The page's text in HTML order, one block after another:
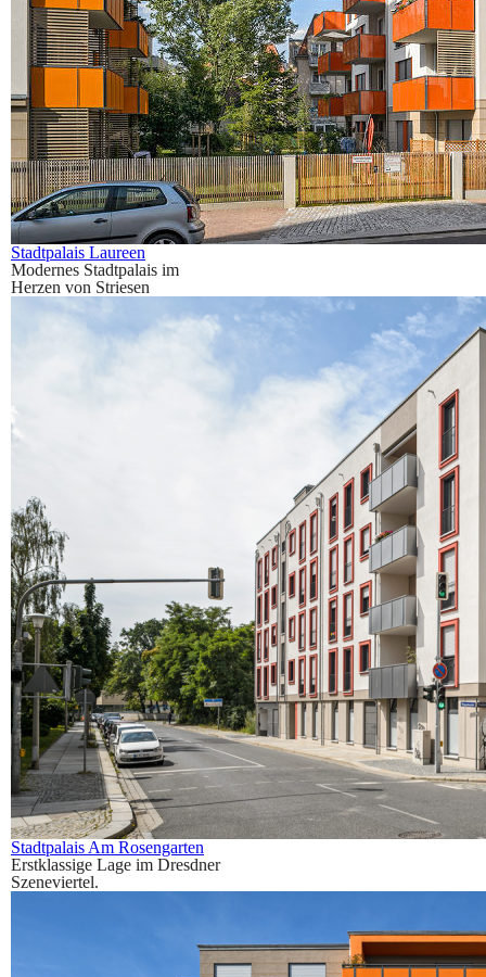
Stadtpalais Laureen
Modernes Stadtpalais im
Herzen von Striesen
Stadtpalais Am Rosengarten
Erstklassige Lage im Dresdner
Szeneviertel.